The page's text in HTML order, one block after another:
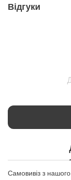
Відгуки
Самовивіз з